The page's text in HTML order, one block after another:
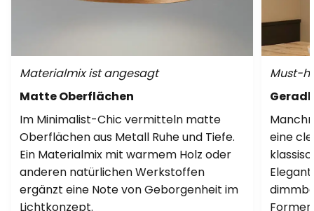
Materialmix ist angesagt
Matte Oberflächen
Im Minimalist-Chic vermitteln matte
Oberflächen aus Metall Ruhe und Tiefe.
Ein Materialmix mit warmem Holz oder
anderen natürlichen Werkstoffen
ergänzt eine Note von Geborgenheit im
Lichtkonzept.
Must-
eine